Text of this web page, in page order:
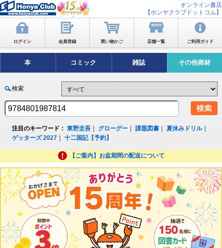
オンライン書店
【ホンヤクラブドットコム】
ログイン 会員登録 買い物かご 店舗一覧 ご利用ガイド
本 コミック 雑誌 その他商材
検索
注目のキーワード： 東野圭吾 グローグー ｜課題図書 ｜夏休みドリル｜
ゲッターズ 2027 ｜十二国記【予約】
【ご案内】お盆期間の配送について